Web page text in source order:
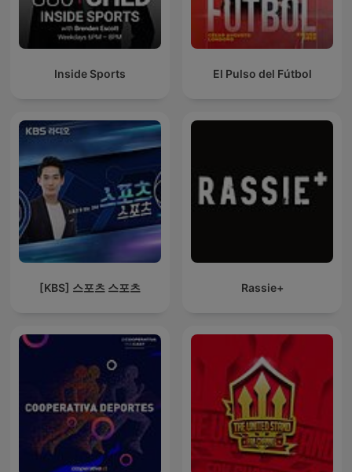
Inside Sports El Pulso del Fútbol
[KBS] 스포츠 스포츠 Rassie+